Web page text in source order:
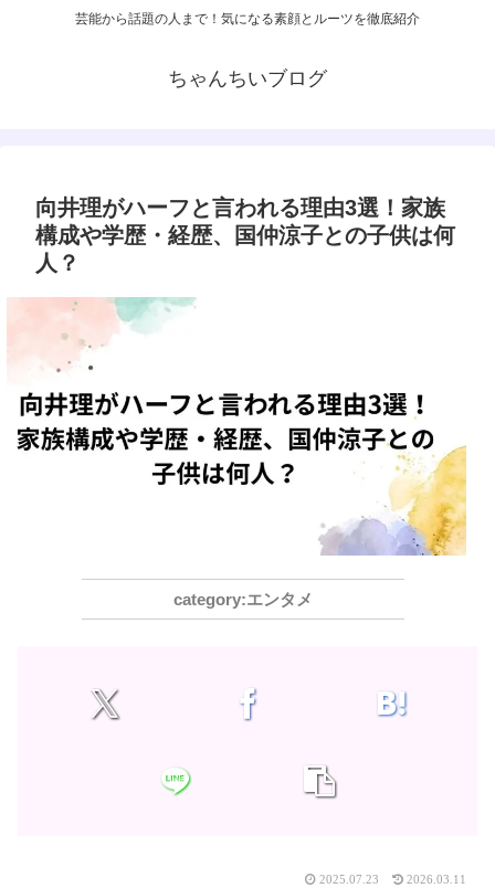
芸能から話題の人まで！気になる素顔とルーツを徹底紹介
ちゃんちいブログ
向井理がハーフと言われる理由3選！家族
構成や学歴・経歴、国仲涼子との子供は何
人？
エンタメ
2025.07.23 2026.03.11